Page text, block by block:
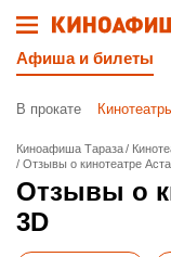
Афиша и билеты
В прокате
Киноафиша Тараза
Отзывы о кинотеатре
Отзывы о
3D